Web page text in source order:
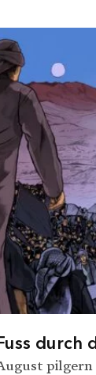
durch